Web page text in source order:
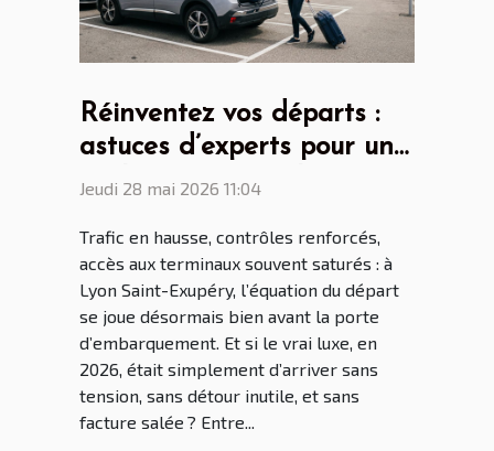
Réinventez vos départs :
astuces d’experts pour un
parking aéroport lyon saint
Jeudi 28 mai 2026 11:04
Trafic en hausse, contrôles renforcés,
accès aux terminaux souvent saturés : à
Lyon Saint-Exupéry, l’équation du départ
se joue désormais bien avant la porte
d’embarquement. Et si le vrai luxe, en
2026, était simplement d’arriver sans
tension, sans détour inutile, et sans
facture salée ? Entre...